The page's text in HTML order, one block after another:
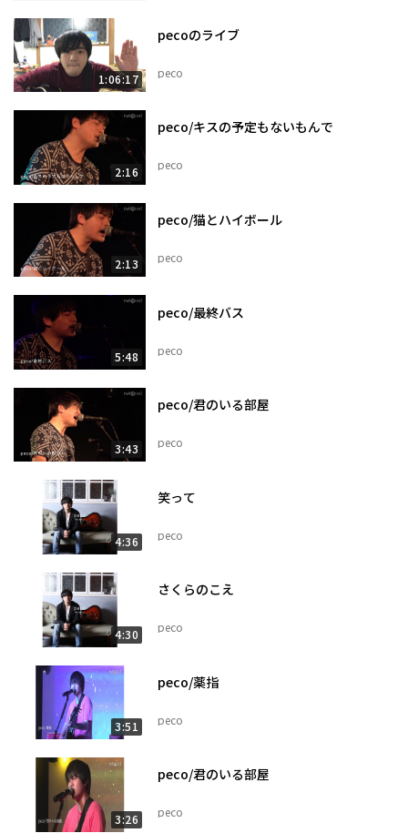
1:06:17
pecoのライブ
peco
2:16
peco/キスの予定もないもんで
peco
2:13
peco/猫とハイボール
peco
5:48
peco/最終バス
peco
3:43
peco/君のいる部屋
peco
4:36
笑って
peco
4:30
さくらのこえ
peco
3:51
peco/薬指
peco
3:26
peco/君のいる部屋
peco